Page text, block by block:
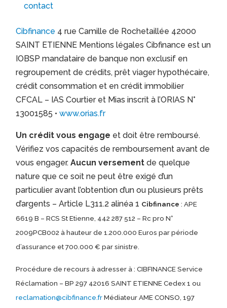
contact
Cibfinance 4 rue Camille de Rochetaillée 42000
SAINT ETIENNE Mentions légales Cibfinance est un
IOBSP mandataire de banque non exclusif en
regroupement de crédits, prêt viager hypothécaire,
crédit consommation et en crédit immobilier
CFCAL – IAS Courtier et Mias inscrit à l’ORIAS N°
13001585 •www.orias.fr
Un crédit vous engage et doit être remboursé.
Vérifiez vos capacités de remboursement avant de
vous engager.Aucun versement de quelque
nature que ce soit ne peut être exigé d’un
particulier avant l’obtention d’un ou plusieurs prêts
d’argents – Article L311.2 alinéa 1 Cibfinance: APE
6619 B – RCS St Etienne, 442 287 512 – Rc pro N°
2009PCB002 à hauteur de 1.200.000 Euros par période
d’assurance et 700.000 € par sinistre.
Procédure de recours à adresser à : CIBFINANCE Service
Réclamation – BP 297 42016 SAINT ETIENNE Cedex 1 ou
reclamation@cibfinance.frMédiateur AME CONSO, 197